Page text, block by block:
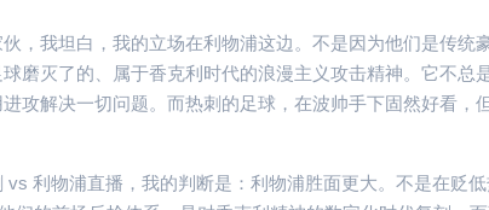
，我坦白，我的立场在利物浦这边。不是因为他们是传统
磨灭了的、属于香克利时代的浪漫主义攻击精神。它不总
攻解决一切问题。而热刺的足球，在波帅手下固然好看，
vs 利物浦直播，我的判断是：利物浦胜面更大。不是在贬